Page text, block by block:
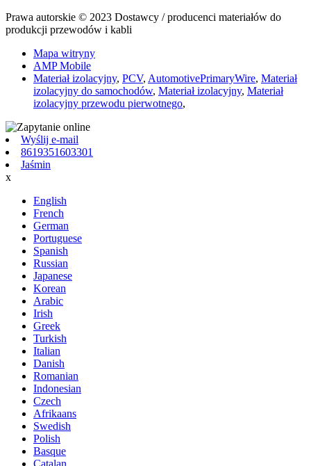
Prawa autorskie © 2023 Dostawcy / producenci materiałów do
produkcji przewodów i kabli
Mapa witryny
AMP Mobile
Materiał izolacyjny, PCV, AutomotivePrimaryWire, Materiał
izolacyjny do samochodów, Materiał izolacyjny, Materiał
izolacyjny przewodu pierwotnego,
Wyślij e-mail
8619351603301
Jaśmin
x
English
French
German
Portuguese
Spanish
Russian
Japanese
Korean
Arabic
Irish
Greek
Turkish
Italian
Danish
Romanian
Indonesian
Czech
Afrikaans
Swedish
Polish
Basque
Catalan